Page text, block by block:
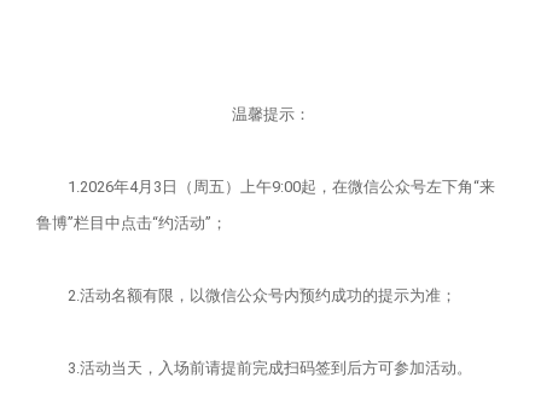
温馨提示：
1.2026年4月3日（周五）上午9:00起，在微信公众号左下角“来
鲁博”栏目中点击“约活动”；
2.活动名额有限，以微信公众号内预约成功的提示为准；
3.活动当天，入场前请提前完成扫码签到后方可参加活动。